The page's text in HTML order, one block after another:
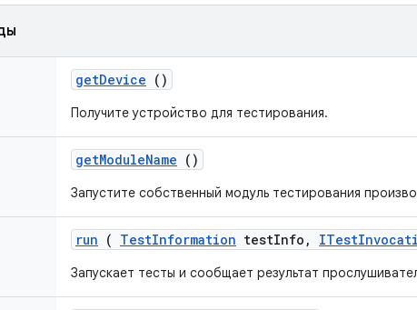
getDevice ()
Получите устройство для тестирования.
getModuleName ()
Запустите собственный модуль тестирования
run ( TestInformation testInfo , ITest
Запускает тесты и сообщает результат